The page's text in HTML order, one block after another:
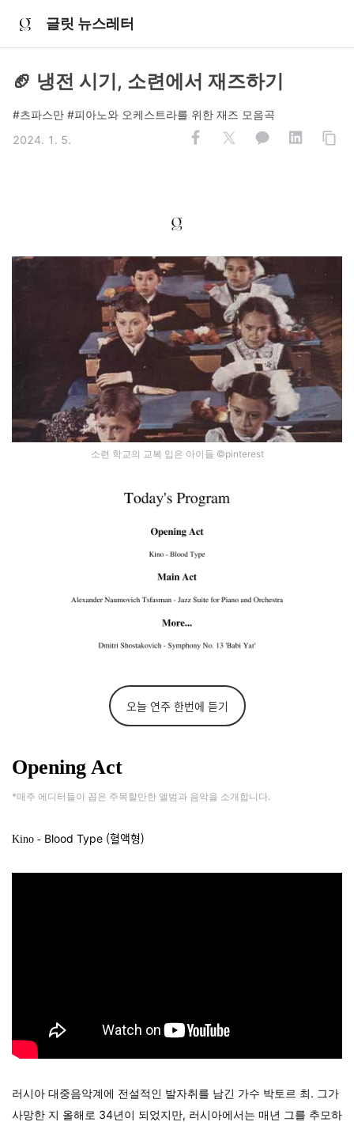
글릿 뉴스레터
🏈 냉전 시기, 소련에서 재즈하기
#츠파스만 #피아노와 오케스트라를 위한 재즈 모음곡
2024. 1. 5.
소련 학교의 교복 입은 아이들 ©pinterest
오늘 연주 한번에 듣기
Opening Act
*매주 에디터들이 꼽은 주목할만한 앨범과 음악을 소개합니다.
Kino - Blood Type (혈액형)
러시아 대중음악계에 전설적인 발자취를 남긴 가수 박토르 최. 그가
사망한 지 올해로 34년이 되었지만, 러시아에서는 매년 그를 추모하